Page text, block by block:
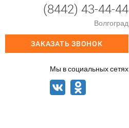
(8442) 43-44-44
Волгоград
ЗАКАЗАТЬ ЗВОНОК
Мы в социальных сетях